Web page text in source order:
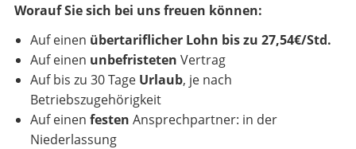
Worauf Sie sich bei uns freuen können:
Auf einen übertariflicher Lohn bis zu 27,54€/Std.
Auf einen unbefristeten Vertrag
Auf bis zu 30 Tage Urlaub, je nach
Betriebszugehörigkeit
Auf einen festen Ansprechpartner: in der
Niederlassung